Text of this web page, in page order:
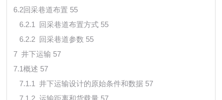
6.2回采巷道布置 55
6.2.1 回采巷道布置方式 55
6.2.2 回采巷道参数 55
7 井下运输 57
7.1概述 57
7.1.1 井下运输设计的原始条件和数据 57